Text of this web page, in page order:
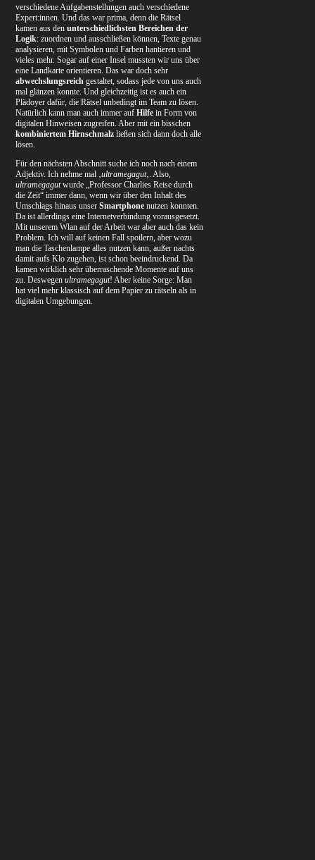
verschiedene Aufgabenstellungen auch verschiedene
Expert:innen. Und das war prima, denn die Rätsel
kamen aus denunterschiedlichsten Bereichen der
Logik: zuordnen und ausschließen können, Texte genau
analysieren, mit Symbolen und Farben hantieren und
vieles mehr. Sogar auf einer Insel mussten wir uns über
eine Landkarte orientieren. Das war doch sehr
abwechslungsreich gestaltet, sodass jede von uns auch
mal glänzen konnte. Und gleichzeitig ist es auch ein
Plädoyer dafür, die Rätsel unbedingt im Team zu lösen.
Natürlich kann man auch immer aufHilfe in Form von
digitalen Hinweisen zugreifen. Aber mit ein bisschen
kombiniertem Hirnschmalz ließen sich dann doch alle
lösen.
Für den nächsten Abschnitt suche ich noch nach einem
Adjektiv. Ich nehme mal ‚ultramegagut‚. Also,
ultramegagutwurde „Professor Charlies Reise durch
die Zeit“ immer dann, wenn wir über den Inhalt des
Umschlags hinaus unserSmartphone nutzen konnten.
Da ist allerdings eine Internetverbindung vorausgesetzt.
Mit unserem Wlan auf der Arbeit war aber auch das kein
Problem. Ich will auf keinen Fall spoilern, aber wozu
man die Taschenlampe alles nutzen kann, außer nachts
damit aufs Klo zugehen, ist schon beeindruckend. Da
kamen wirklich sehr überraschende Momente auf uns
zu. Deswegenultramegagut! Aber keine Sorge: Man
hat viel mehr klassisch auf dem Papier zu rätseln als in
digitalen Umgebungen.